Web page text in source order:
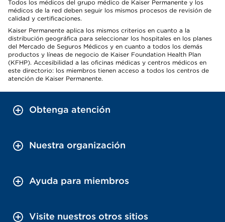
Todos los médicos del grupo médico de Kaiser Permanente y los
médicos de la red deben seguir los mismos procesos de revisión de
calidad y certificaciones.
Kaiser Permanente aplica los mismos criterios en cuanto a la
distribución geográfica para seleccionar los hospitales en los planes
del Mercado de Seguros Médicos y en cuanto a todos los demás
productos y líneas de negocio de Kaiser Foundation Health Plan
(KFHP). Accesibilidad a las oficinas médicas y centros médicos en
este directorio: los miembros tienen acceso a todos los centros de
atención de Kaiser Permanente.
Obtenga atención
Nuestra organización
Ayuda para miembros
Visite nuestros otros sitios